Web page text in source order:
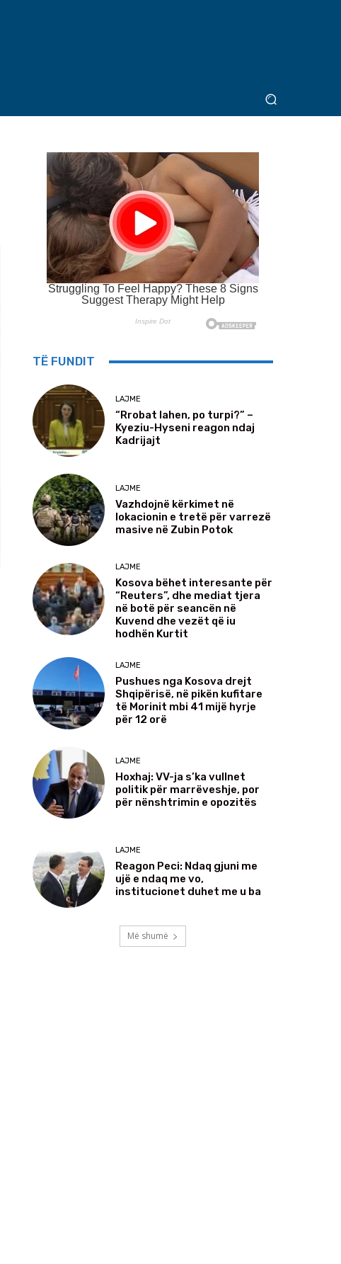
TË FUNDIT
LAJME
“Rrobat lahen, po turpi?” –
Kyeziu-Hyseni reagon ndaj
Kadrijajt
LAJME
Vazhdojnë kërkimet në
lokacionin e tretë për varrezë
masive në Zubin Potok
LAJME
Kosova bëhet interesante për
“Reuters”, dhe mediat tjera
në botë për seancën në
Kuvend dhe vezët që iu
hodhën Kurtit
LAJME
Pushues nga Kosova drejt
Shqipërisë, në pikën kufitare
të Morinit mbi 41 mijë hyrje
për 12 orë
LAJME
Hoxhaj: VV-ja s’ka vullnet
politik për marrëveshje, por
për nënshtrimin e opozitës
LAJME
Reagon Peci: Ndaq gjuni me
ujë e ndaq me vo,
institucionet duhet me u ba
Më shumë